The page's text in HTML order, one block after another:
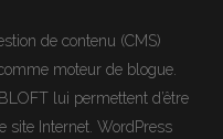
de contenu (CMS)
moteur de blogue.
lui permettent d’être
site Internet. WordPress